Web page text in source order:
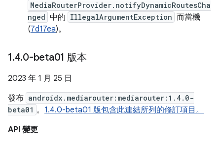
MediaRouterProvider.notifyDynamicRoutesCha
nged 中的 IllegalArgumentException 而當機
(7d17ea)。
1.4.0-beta01 版本
2023 年 1 月 25 日
發布 androidx.mediarouter:mediarouter:1.4.0-
beta01 。 1.4.0-beta01 版包含此連結所列的修訂項目。
API 變更